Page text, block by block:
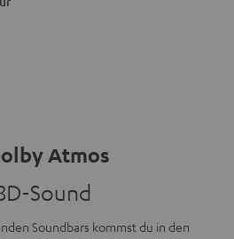
Atmos
Sound
Soundbars kommst du in den